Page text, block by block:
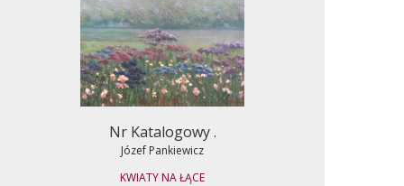
Nr Katalogowy .
Józef Pankiewicz
KWIATY NA ŁĄCE